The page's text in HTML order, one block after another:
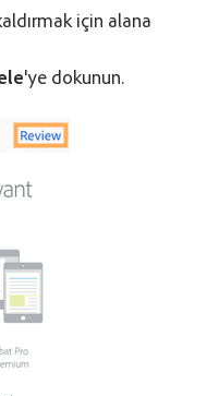
için alana
'ye dokunun.